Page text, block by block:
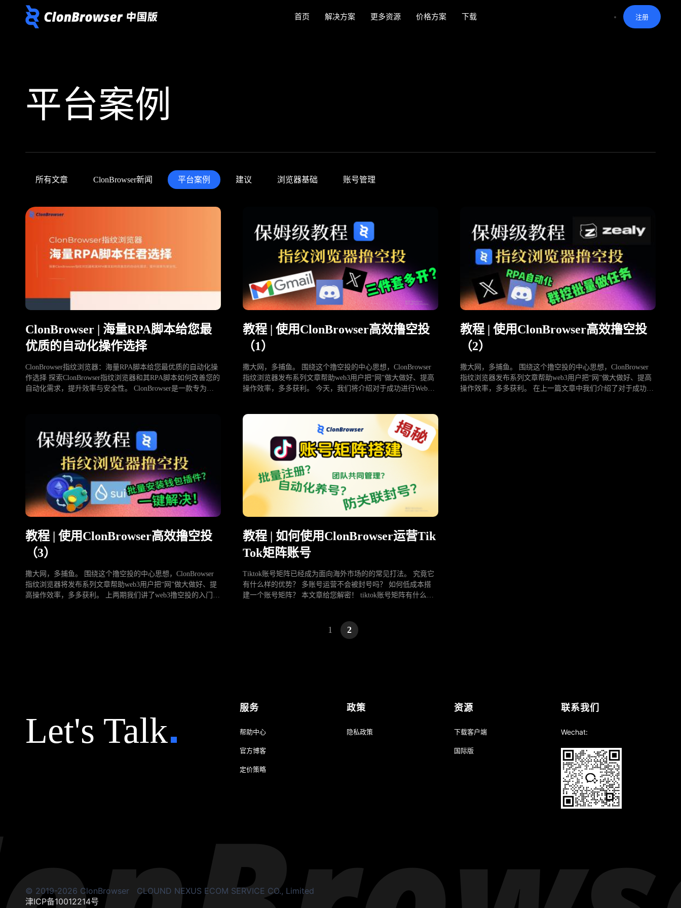
首页 解决方案 更多资源 价格方案 下载 注册
平台案例
所有文章 ClonBrowser新闻 平台案例 建议 浏览器基础 账号管理
ClonBrowser | 海量RPA脚本给您最
优质的自动化操作选择
ClonBrowser指纹浏览器：海量RPA脚本给您最优质的自动化操
作选择 探索ClonBrowser指纹浏览器和其RPA脚本如何改善您的
自动化需求，提升效率与安全性。 ClonBrowser是一款专为多
教程 | 使用ClonBrowser高效撸空投
（1）
撒大网，多捕鱼。 围绕这个撸空投的中心思想，ClonBrowser
指纹浏览器发布系列文章帮助web3用户把“网”做大做好、提高
操作效率，多多获利。 今天，我们将介绍对于成功进行Web3
教程 | 使用ClonBrowser高效撸空投
（2）
撒大网，多捕鱼。 围绕这个撸空投的中心思想，ClonBrowser
指纹浏览器发布系列文章帮助web3用户把“网”做大做好、提高
操作效率，多多获利。 在上一篇文章中我们介绍了对于成功进
教程 | 使用ClonBrowser高效撸空投
（3）
撒大网，多捕鱼。 围绕这个撸空投的中心思想，ClonBrowser
指纹浏览器将发布系列文章帮助web3用户把“网”做大做好、提
高操作效率，多多获利。 上两期我们讲了web3撸空投的入门基
教程 | 如何使用ClonBrowser运营Tik
Tok矩阵账号
Tiktok账号矩阵已经成为面向海外市场的的常见打法。 究竟它
有什么样的优势？ 多账号运营不会被封号吗？ 如何低成本搭
建一个账号矩阵？ 本文章给您解密！ tiktok账号矩阵有什么优
1 2
Let's Talk
服务
帮助中心
官方博客
定价策略
政策
隐私政策
资源
下载客户端
国际版
联系我们
Wechat:
© 2019-2026 ClonBrowser
CLOUND NEXUS ECOM SERVICE CO., Limited
津ICP备10012214号